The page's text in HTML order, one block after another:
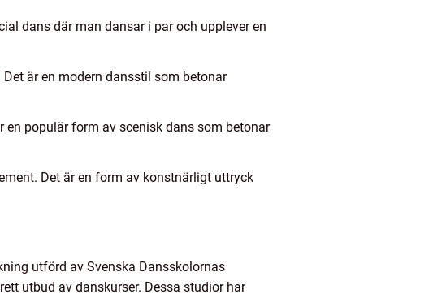
dans där man dansar i par och upplever en
är en modern dansstil som betonar
populär form av scenisk dans som betonar
Det är en form av konstnärligt uttryck
utförd av Svenska Dansskolornas
utbud av danskurser. Dessa studior har